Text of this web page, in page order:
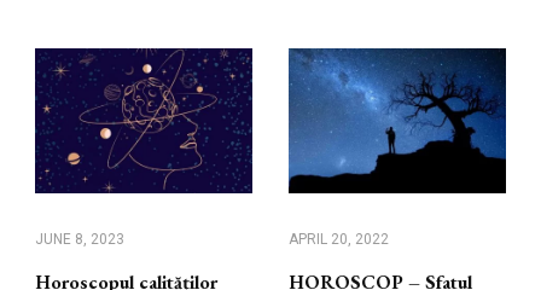
JUNE 8, 2023
Horoscopul calităților
APRIL 20, 2022
HOROSCOP – Sfatul